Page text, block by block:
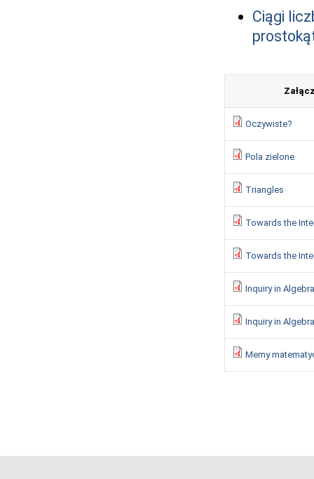
Ciągi
Oczywiste?
Pola zielone
Triangles
Towards the
Towards the
Inquiry in
Inquiry in
Memy